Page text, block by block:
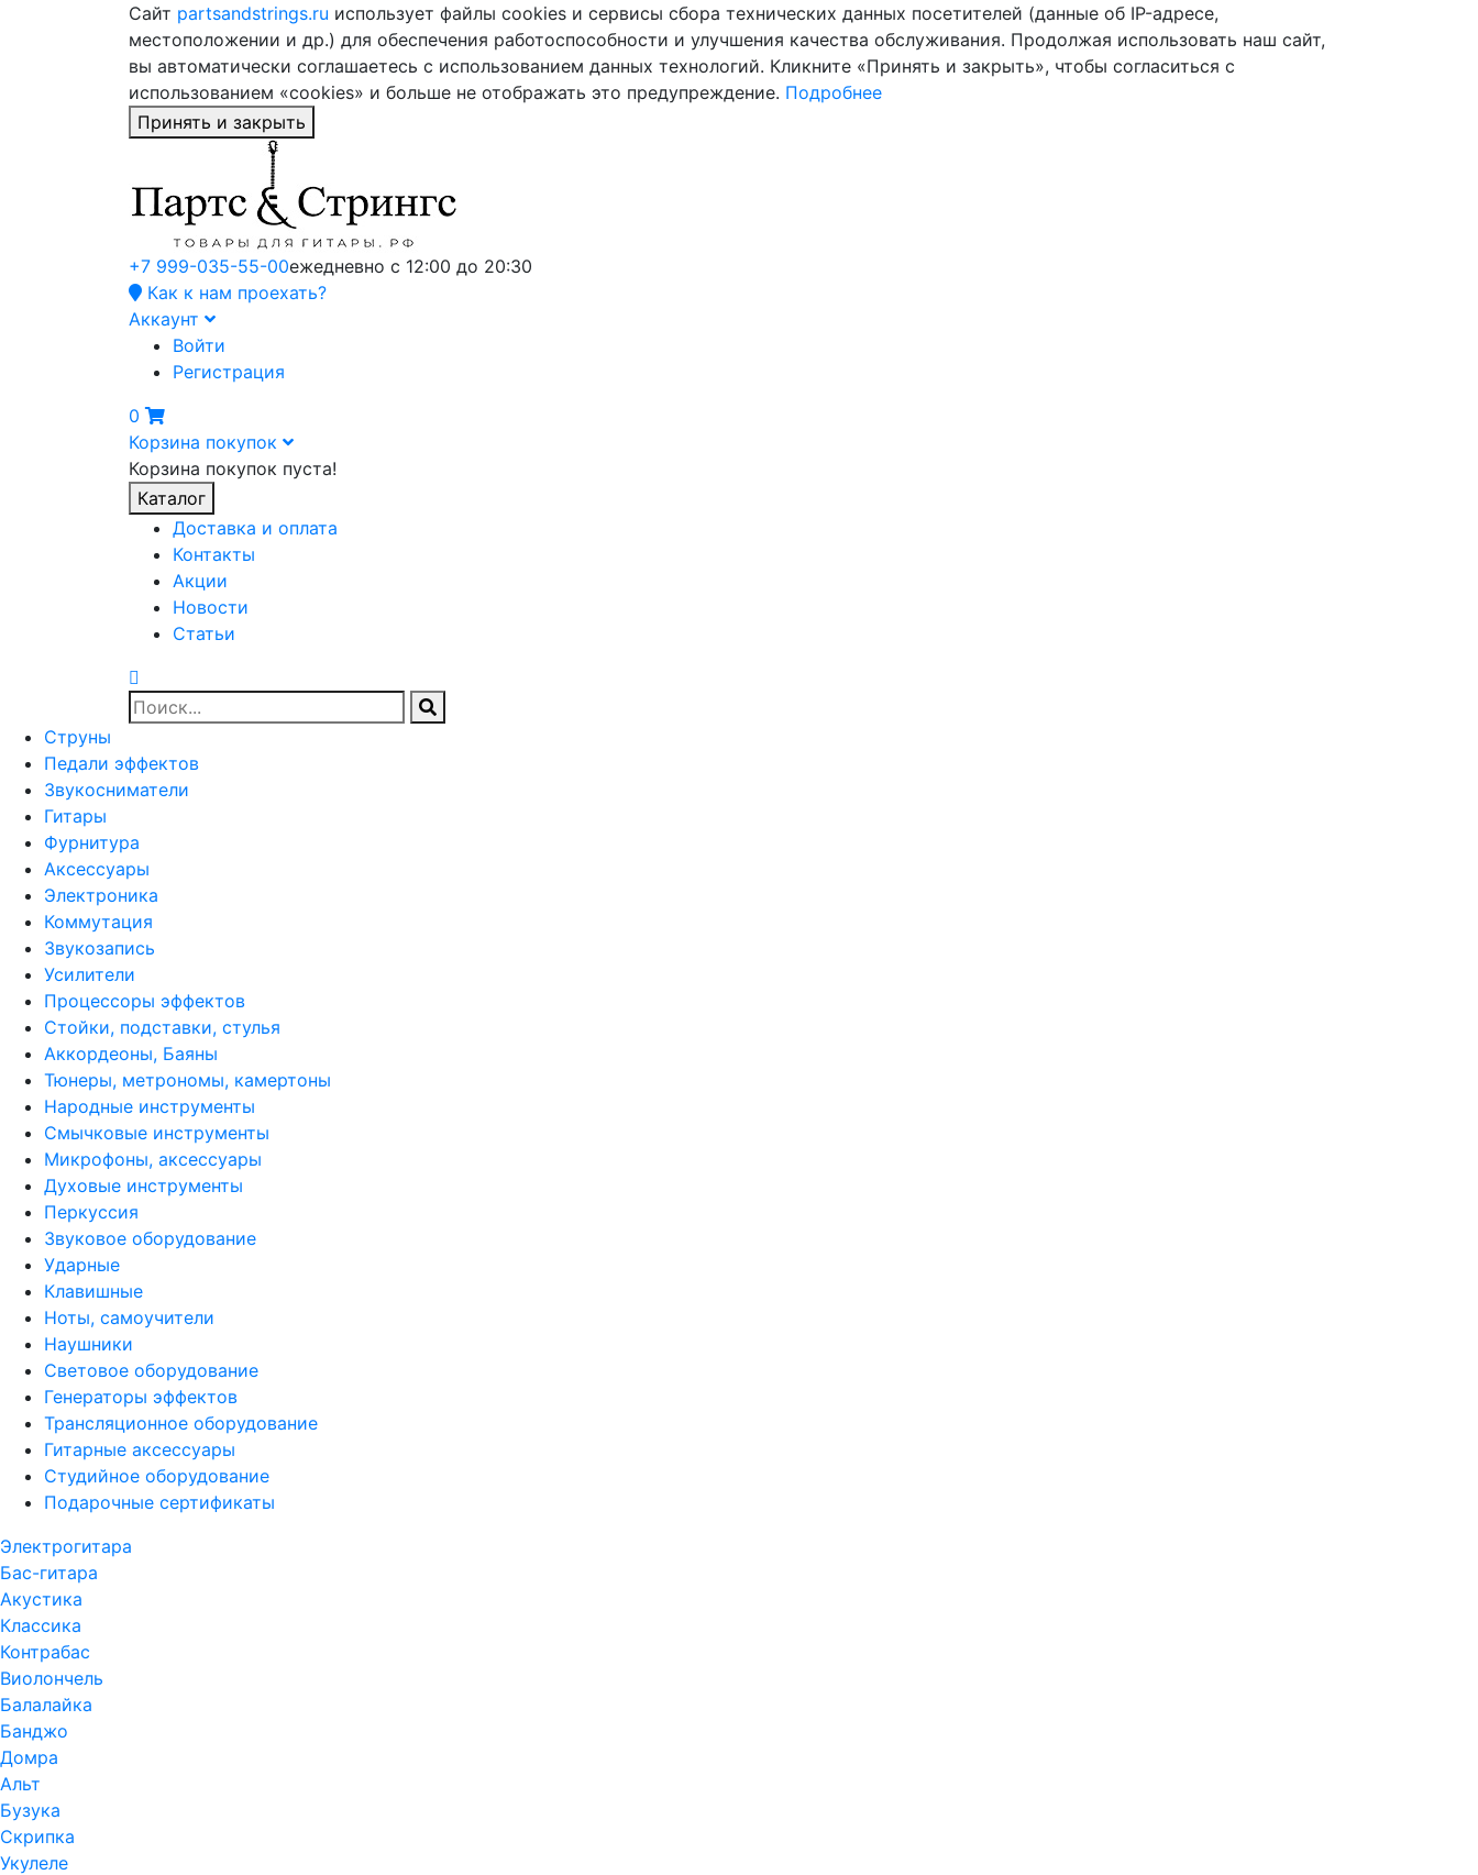
Сайт partsandstrings.ru использует файлы cookies и сервисы сбора технических данных посетителей (данные об IP-адресе,
местоположении и др.) для обеспечения работоспособности и улучшения качества обслуживания. Продолжая использовать наш сайт,
вы автоматически соглашаетесь с использованием данных технологий. Кликните «Принять и закрыть», чтобы согласиться с
использованием «cookies» и больше не отображать это предупреждение. Подробнее
Принять и закрыть
+7 999-035-55-00ежедневно с 12:00 до 20:30
Как к нам проехать?
Аккаунт
Войти
Регистрация
0
Корзина покупок
Корзина покупок пуста!
Каталог
Доставка и оплата
Контакты
Акции
Новости
Статьи
Струны
Педали эффектов
Звукосниматели
Гитары
Фурнитура
Аксессуары
Электроника
Коммутация
Звукозапись
Усилители
Процессоры эффектов
Стойки, подставки, стулья
Аккордеоны, Баяны
Тюнеры, метрономы, камертоны
Народные инструменты
Смычковые инструменты
Микрофоны, аксессуары
Духовые инструменты
Перкуссия
Звуковое оборудование
Ударные
Клавишные
Ноты, самоучители
Наушники
Световое оборудование
Генераторы эффектов
Трансляционное оборудование
Гитарные аксессуары
Студийное оборудование
Подарочные сертификаты
Электрогитара
Бас-гитара
Акустика
Классика
Контрабас
Виолончель
Балалайка
Банджо
Домра
Альт
Бузука
Скрипка
Укулеле